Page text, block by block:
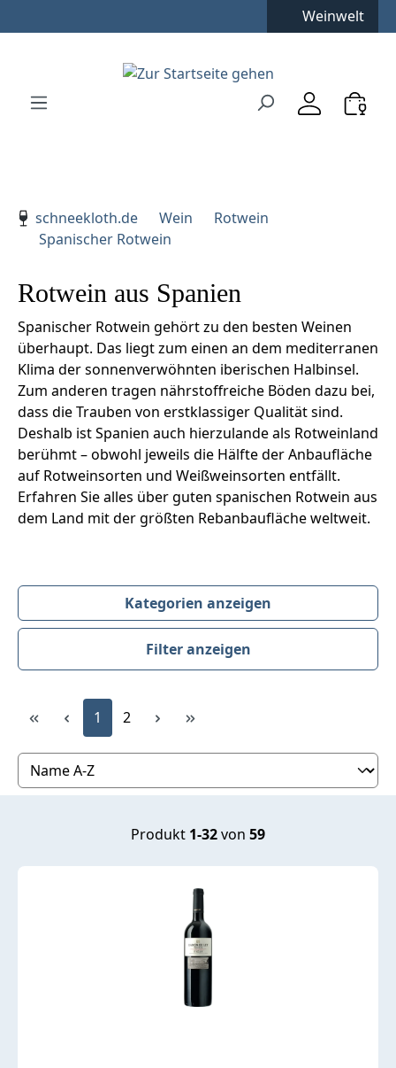
Zur Hauptnavigation springen
Weinwelt
schneekloth.de
Wein
Rotwein
Spanischer Rotwein
Rotwein aus Spanien
Spanischer Rotwein gehört zu den besten Weinen
überhaupt. Das liegt zum einen an dem mediterranen
Klima der sonnenverwöhnten iberischen Halbinsel.
Zum anderen tragen nährstoffreiche Böden dazu bei,
dass die Trauben von erstklassiger Qualität sind.
Deshalb ist Spanien auch hierzulande als Rotweinland
berühmt – obwohl jeweils die Hälfte der Anbaufläche
auf Rotweinsorten und Weißweinsorten entfällt.
Erfahren Sie alles über guten spanischen Rotwein aus
dem Land mit der größten Rebanbaufläche weltweit.
Kategorien anzeigen
Filter anzeigen
Produktübersicht
Seite
1 Seite
2
Produkt 1-32von 59